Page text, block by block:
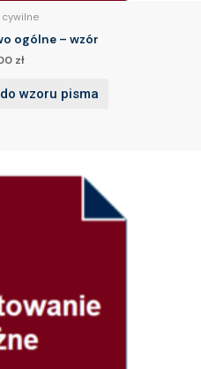
ogólne – wzór
zł
wzoru pisma